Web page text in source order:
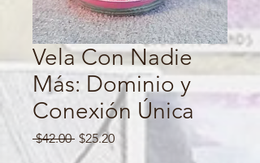
Vela Con Nadie
Más: Dominio y
Conexión Única
$42.00 Regular
Price
$25.20Sale